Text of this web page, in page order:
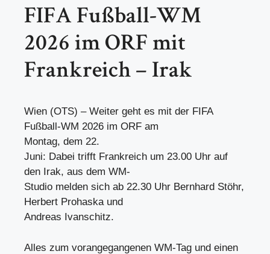
FIFA Fußball-WM
2026 im ORF mit
Frankreich – Irak
Wien (OTS) – Weiter geht es mit der FIFA
Fußball-WM 2026 im ORF am
Montag, dem 22.
Juni: Dabei trifft Frankreich um 23.00 Uhr auf
den Irak, aus dem WM-
Studio melden sich ab 22.30 Uhr Bernhard Stöhr,
Herbert Prohaska und
Andreas Ivanschitz.
Alles zum vorangegangenen WM-Tag und einen